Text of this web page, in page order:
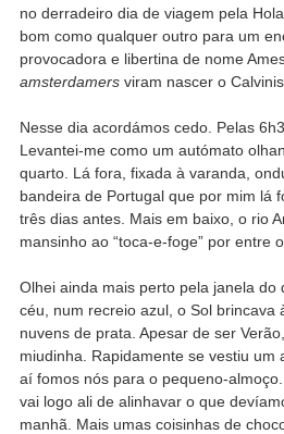
no derradeiro dia de viagem pela
bom como qualquer outro para um
provocadora e libertina de nome
amsterdamers viram nascer o
Nesse dia acordámos cedo. Pelas
Levantei-me como um autómato
quarto. Lá fora, fixada à varanda,
bandeira de Portugal que por mim lá
três dias antes. Mais em baixo, o rio
mansinho ao “toca-e-foge” por entre
Olhei ainda mais perto pela janela do
céu, num recreio azul, o Sol brincava
nuvens de prata. Apesar de ser
miudinha. Rapidamente se vestiu um
aí fomos nós para o pequeno-
vai logo ali de alinhavar o que
manhã. Mais umas coisinhas de